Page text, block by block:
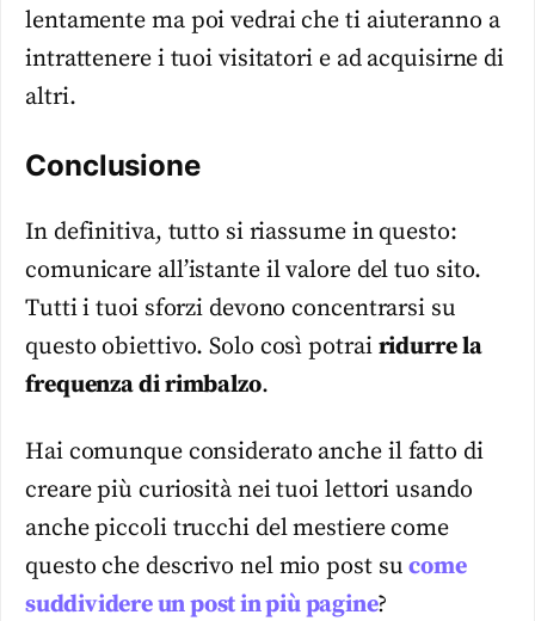
lentamente ma poi vedrai che ti aiuteranno a
intrattenere i tuoi visitatori e ad acquisirne di
altri.
Conclusione
In definitiva, tutto si riassume in questo:
comunicare all’istante il valore del tuo sito.
Tutti i tuoi sforzi devono concentrarsi su
questo obiettivo. Solo così potrai ridurre la
frequenza di rimbalzo.
Hai comunque considerato anche il fatto di
creare più curiosità nei tuoi lettori usando
anche piccoli trucchi del mestiere come
questo che descrivo nel mio post sucome
suddividere un post in più pagine?